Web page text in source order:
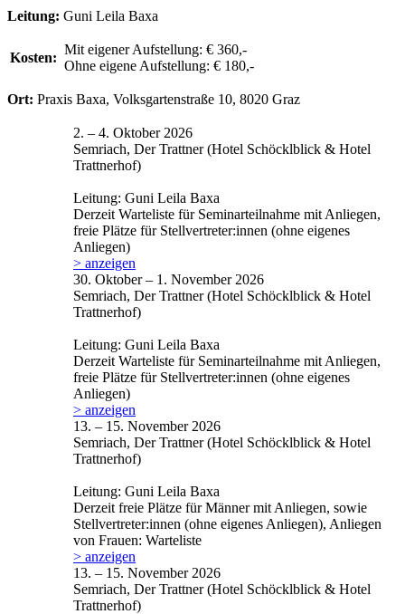
Leitung: Guni Leila Baxa
Kosten:
Mit eigener Aufstellung: € 360,-
Ohne eigene Aufstellung: € 180,-
Ort: Praxis Baxa, Volksgartenstraße 10, 8020 Graz
2. – 4. Oktober 2026
Semriach, Der Trattner (Hotel Schöcklblick & Hotel
Trattnerhof)
Leitung: Guni Leila Baxa
Derzeit Warteliste für Seminarteilnahme mit Anliegen,
freie Plätze für Stellvertreter:innen (ohne eigenes
Anliegen)
> anzeigen
30. Oktober – 1. November 2026
Semriach, Der Trattner (Hotel Schöcklblick & Hotel
Trattnerhof)
Leitung: Guni Leila Baxa
Derzeit Warteliste für Seminarteilnahme mit Anliegen,
freie Plätze für Stellvertreter:innen (ohne eigenes
Anliegen)
> anzeigen
13. – 15. November 2026
Semriach, Der Trattner (Hotel Schöcklblick & Hotel
Trattnerhof)
Leitung: Guni Leila Baxa
Derzeit freie Plätze für Männer mit Anliegen, sowie
Stellvertreter:innen (ohne eigenes Anliegen), Anliegen
von Frauen: Warteliste
> anzeigen
13. – 15. November 2026
Semriach, Der Trattner (Hotel Schöcklblick & Hotel
Trattnerhof)